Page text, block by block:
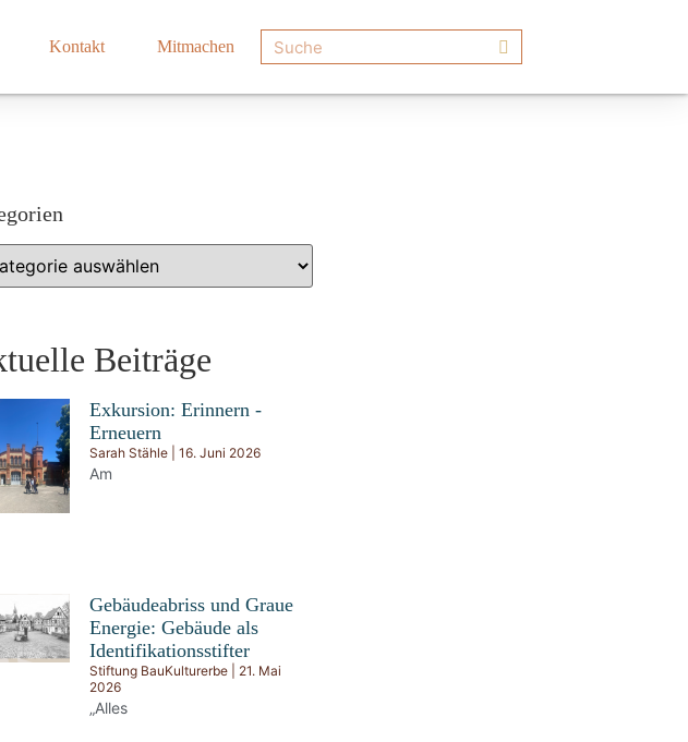
Kontakt Mitmachen
Beiträge
Exkursion: Erinnern -
Erneuern
Sarah Stähle 16. Juni 2026
Am
Gebäudeabriss und Graue
Energie: Gebäude als
Identifikationsstifter
Stiftung BauKulturerbe
21. Mai
2026
„Alles